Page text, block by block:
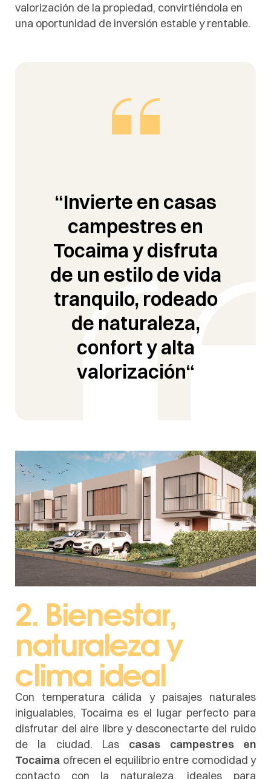
valorización de la propiedad, convirtiéndola en
una oportunidad de inversión estable y rentable.
“Invierte en casas
campestres en
Tocaimay disfruta
de un estilo de vida
tranquilo, rodeado
de naturaleza,
confort y alta
valorización“
2. Bienestar,
naturaleza y
clima ideal
Con temperatura cálida y paisajes naturales
inigualables, Tocaima es el lugar perfecto para
disfrutar del aire libre y desconectarte del ruido
de la ciudad. Las casas campestres en
Tocaima ofrecen el equilibrio entre comodidad y
contacto con la naturaleza, ideales para